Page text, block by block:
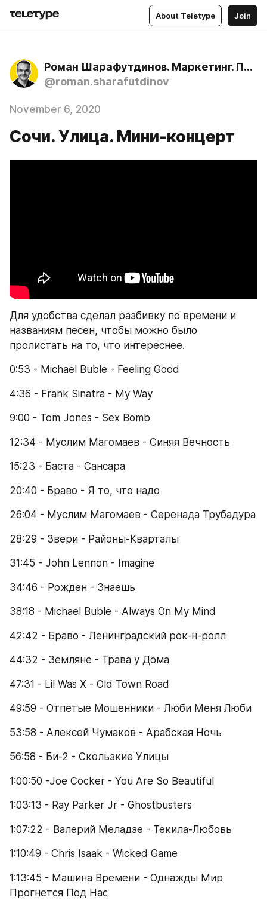
About Teletype Join
Роман Шарафутдинов. Маркетинг. Продажи. Нейросети
@roman.sharafutdinov
November 6, 2020
Сочи. Улица. Мини-концерт
Для удобства сделал разбивку по времени и
названиям песен, чтобы можно было
пролистать на то, что интереснее.
0:53 - Michael Buble - Feeling Good
4:36 - Frank Sinatra - My Way
9:00 - Tom Jones - Sex Bomb
12:34 - Муслим Магомаев - Синяя Вечность
15:23 - Баста - Сансара
20:40 - Браво - Я то, что надо
26:04 - Муслим Магомаев - Серенада Трубадура
28:29 - Звери - Районы-Кварталы
31:45 - John Lennon - Imagine
34:46 - Рожден - Знаешь
38:18 - Michael Buble - Always On My Mind
42:42 - Браво - Ленинградский рок-н-ролл
44:32 - Земляне - Трава у Дома
47:31 - Lil Was X - Old Town Road
49:59 - Отпетые Мошенники - Люби Меня Люби
53:58 - Алексей Чумаков - Арабская Ночь
56:58 - Би-2 - Скользкие Улицы
1:00:50 -Joe Cocker - You Are So Beautiful
1:03:13 - Ray Parker Jr - Ghostbusters
1:07:22 - Валерий Меладзе - Текила-Любовь
1:10:49 - Chris Isaak - Wicked Game
1:13:45 - Машина Времени - Однажды Мир
Прогнется Под Нас